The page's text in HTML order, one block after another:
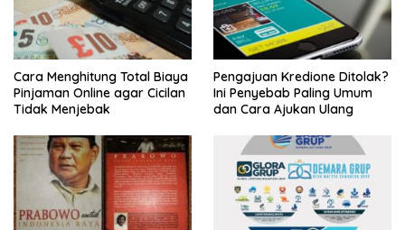
Cara Menghitung Total Biaya
Pinjaman Online agar Cicilan
Tidak Menjebak
Pengajuan Kredione Ditolak?
Ini Penyebab Paling Umum
dan Cara Ajukan Ulang